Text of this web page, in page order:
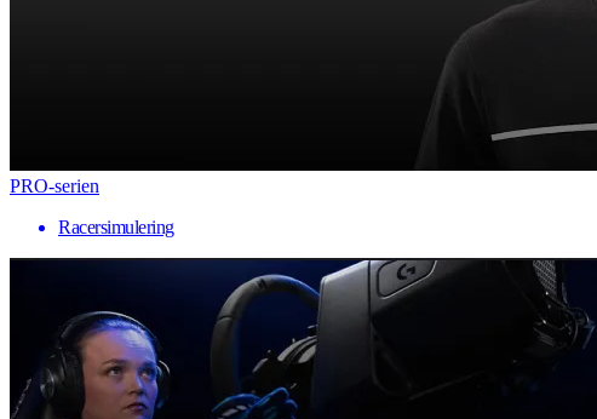
PRO-serien
Racersimulering